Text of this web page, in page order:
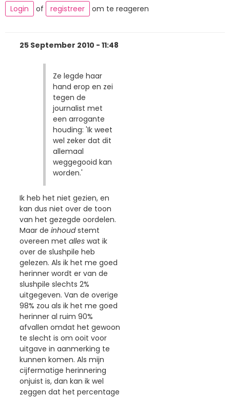
Login
of registreer om te reageren
25 September 2010 - 11:48
Ze legde haar
hand erop en zei
tegen de
journalist met
een arrogante
houding: 'Ik weet
wel zeker dat dit
allemaal
weggegooid kan
worden.'
Ik heb het niet gezien, en
kan dus niet over de toon
van het gezegde oordelen.
Maar de inhoudstemt
overeen met alles wat ik
over de slushpile heb
gelezen. Als ik het me goed
herinner wordt er van de
slushpile slechts 2%
uitgegeven. Van de overige
98% zou als ik het me goed
herinner al ruim 90%
afvallen omdat het gewoon
te slecht is om ooit voor
uitgave in aanmerking te
kunnen komen. Als mijn
cijfermatige herinnering
onjuist is, dan kan ik wel
zeggen dat het percentage